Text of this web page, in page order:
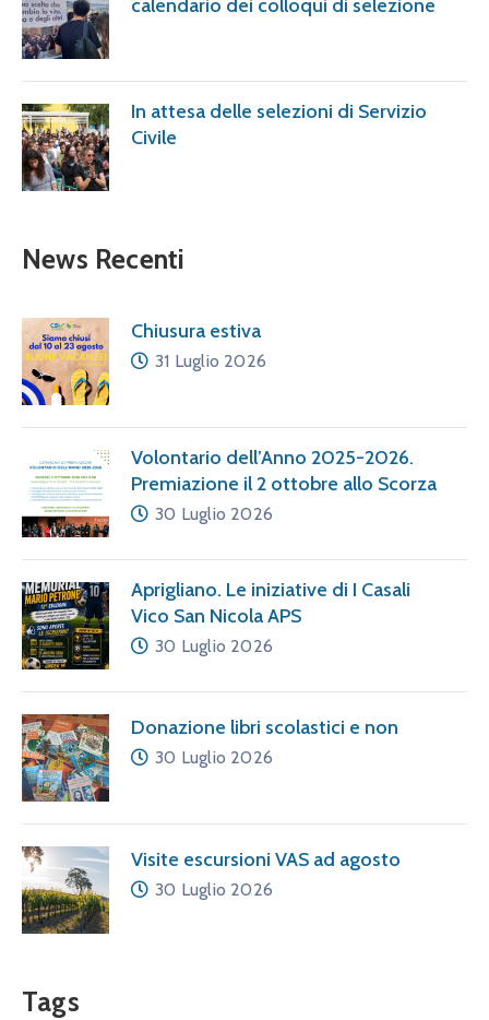
calendario dei colloqui di selezione
In attesa delle selezioni di Servizio
Civile
News Recenti
Chiusura estiva
31 Luglio 2026
Volontario dell’Anno 2025-2026.
Premiazione il 2 ottobre allo Scorza
30 Luglio 2026
Aprigliano. Le iniziative di I Casali
Vico San Nicola APS
30 Luglio 2026
Donazione libri scolastici e non
30 Luglio 2026
Visite escursioni VAS ad agosto
30 Luglio 2026
Tags